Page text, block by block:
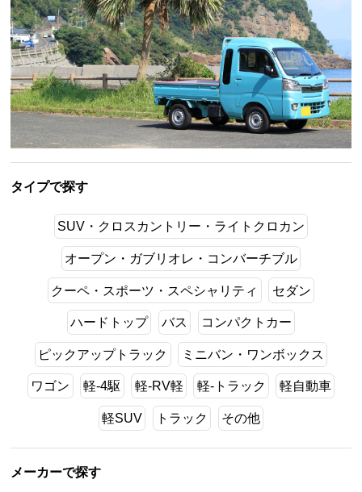
タイプで探す
SUV・クロスカントリー・ライトクロカン
オープン・ガブリオレ・コンバーチブル
クーペ・スポーツ・スペシャリティ セダン
ハードトップ バス コンパクトカー
ピックアップトラック ミニバン・ワンボックス
ワゴン 軽-4駆 軽-RV軽 軽-トラック 軽自動車
軽SUV トラック その他
メーカーで探す